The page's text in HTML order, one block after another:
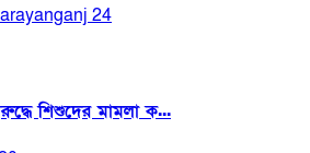
24
শিশুদের মামলা ক...